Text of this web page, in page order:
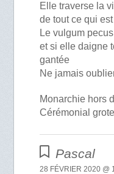
Elle traverse la
de tout ce qui
Le vulgum
et si elle daigne
gantée
Ne jamais
Monarchie hors
Cérémonial
Pascal
28 FÉVRIER 2020 @